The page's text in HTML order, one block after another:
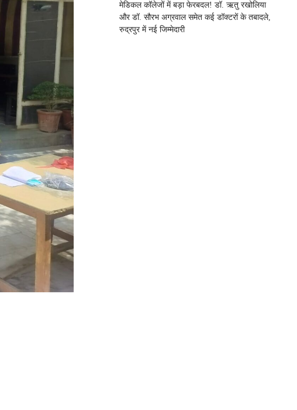
मेडिकल कॉलेजों में बड़ा फेरबदल! डॉ. ऋतु रखोलिया
और डॉ. सौरभ अग्रवाल समेत कई डॉक्टरों के तबादले,
रुद्रपुर में नई जिम्मेदारी